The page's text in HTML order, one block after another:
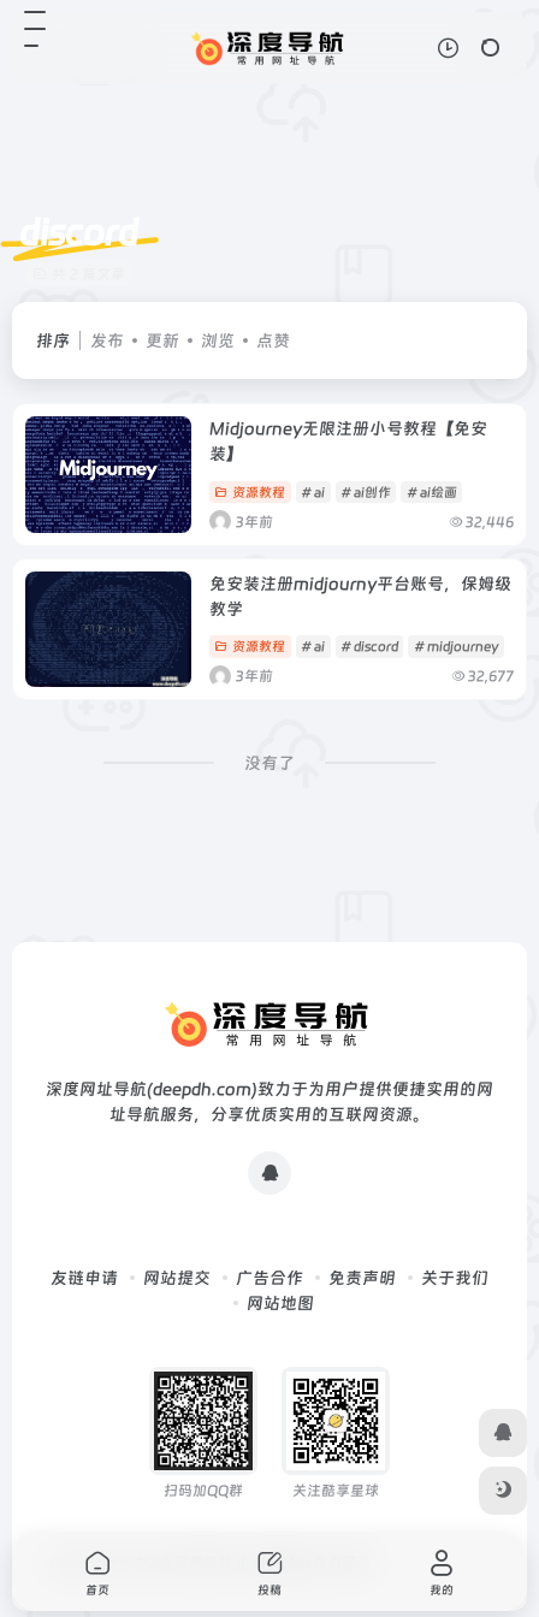
discord
排序 发布 更新 浏览 点赞
Midjourney无限注册小号教程【免安
装】
资源教程 # ai # ai创作 # ai绘画
3年前 32,446
免安装注册midjourny平台账号，保姆级
教学
资源教程 # ai # discord # midjourney
3年前 32,677
没有了
深度网址导航(deepdh.com)致力于为用户提供便捷实用的网
址导航服务，分享优质实用的互联网资源。
友链申请 网站提交 广告合作 免责声明
关于我们
网站地图
扫码加QQ群 关注酷享星球
Copyright © 2026 OneNav
首页 投稿 我的